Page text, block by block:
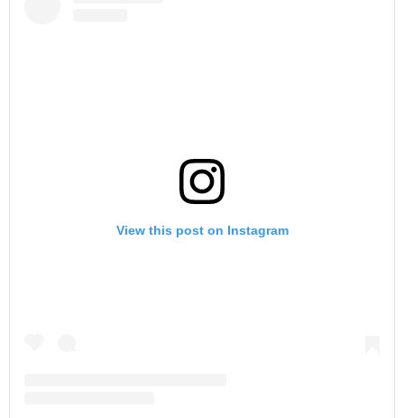
View this post on Instagram